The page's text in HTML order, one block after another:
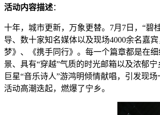
活动内容描述：
十年，城市更新，万象更替。7月7日，“
导、数十家知名媒体以及现场4000余名嘉
梦》、《携手同行》。每一个篇章都是在
景、具有“穿越”气质的时光邮箱以及浓郁
巨星“音乐诗人”游鸿明倾情献唱，引发现
活动高潮迭起，燃爆了宁乡。